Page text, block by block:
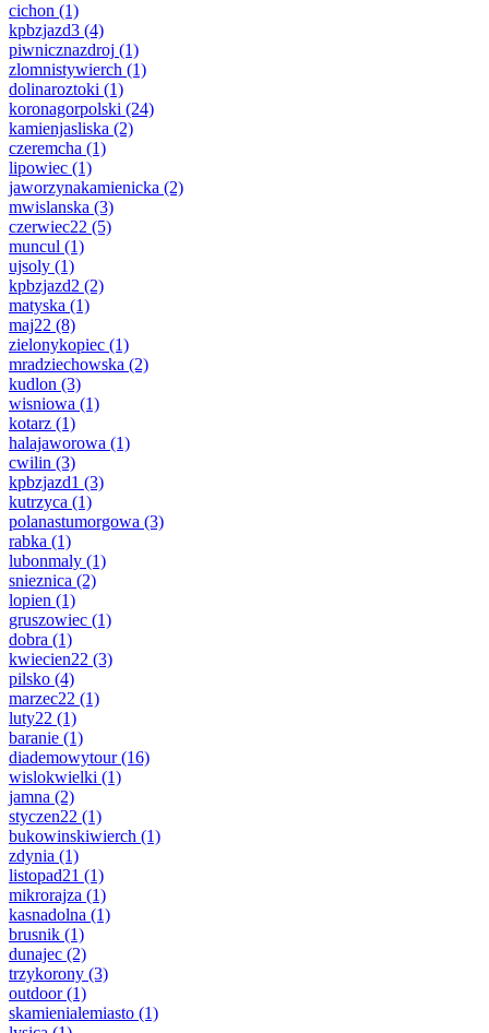
cichon (1)
kpbzjazd3 (4)
piwnicznazdroj (1)
zlomnistywierch (1)
dolinaroztoki (1)
koronagorpolski (24)
kamienjasliska (2)
czeremcha (1)
lipowiec (1)
jaworzynakamienicka (2)
mwislanska (3)
czerwiec22 (5)
muncul (1)
ujsoly (1)
kpbzjazd2 (2)
matyska (1)
maj22 (8)
zielonykopiec (1)
mradziechowska (2)
kudlon (3)
wisniowa (1)
kotarz (1)
halajaworowa (1)
cwilin (3)
kpbzjazd1 (3)
kutrzyca (1)
polanastumorgowa (3)
rabka (1)
lubonmaly (1)
snieznica (2)
lopien (1)
gruszowiec (1)
dobra (1)
kwiecien22 (3)
pilsko (4)
marzec22 (1)
luty22 (1)
baranie (1)
diademowytour(16)
wislokwielki (1)
jamna (2)
styczen22 (1)
bukowinskiwierch (1)
zdynia (1)
listopad21 (1)
mikrorajza (1)
kasnadolna (1)
brusnik (1)
dunajec (2)
trzykorony (3)
outdoor(1)
skamienialemiasto (1)